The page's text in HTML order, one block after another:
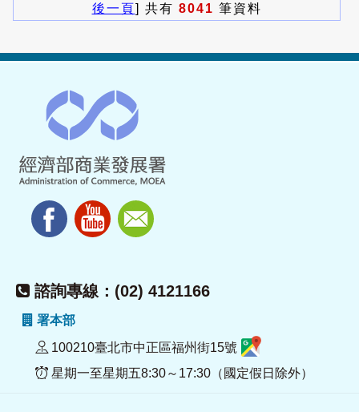
後一頁] 共有 8041 筆資料
諮詢專線：(02) 4121166
署本部
100210臺北市中正區福州街15號
星期一至星期五8:30～17:30（國定假日除外）